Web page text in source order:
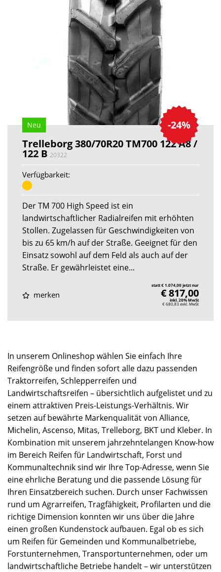
-24%
Neu
Trelleborg 380/70R20 TM700 122 A8 /
122 B 20322
Verfügbarkeit:
Der TM 700 High Speed ist ein
landwirtschaftlicher Radialreifen mit erhöhten
Stollen. Zugelassen für Geschwindigkeiten von
bis zu 65 km/h auf der Straße. Geeignet für den
Einsatz sowohl auf dem Feld als auch auf der
Straße. Er gewährleistet eine...
merken
statt € 1.074,00 jetzt nur
€ 817,00
inkl. 20% MwSt
€ 680,83 exkl. MwSt
In unserem Onlineshop wählen Sie einfach Ihre
Reifengröße und finden sofort alle dazu passenden
Traktorreifen, Schlepperreifen und
Landwirtschaftsreifen – übersichtlich aufgelistet und zu
einem attraktiven Preis-Leistungs-Verhältnis. Wir
setzen auf bewährte Markenqualität von Alliance,
Michelin, Ascenso, Mitas, Trelleborg, BKT und Kleber. In
Kombination mit unserem jahrzehntelangen Know-how
im Bereich Reifen für Landwirtschaft, Forst und
Kommunaltechnik sind wir Ihre Top-Adresse, wenn Sie
eine ehrliche Beratung und die passende Lösung für
Ihren Einsatzbereich suchen. Durch unser Fachwissen
rund um Agrarreifen, Tragfähigkeit, Profilarten und die
richtige Dimension konnten wir uns über die Jahre
einen großen Kundenstock aufbauen. Egal ob es sich
um Reifen für Gemeinden und Kommunalbetriebe,
Forstunternehmen, Transportunternehmen, oder um
landwirtschaftliche Betriebe handelt – wir unterstützen